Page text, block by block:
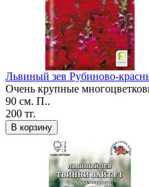
Львиный зев Рубиново-
Очень крупные
90 см. П..
200 тг.
В корзину